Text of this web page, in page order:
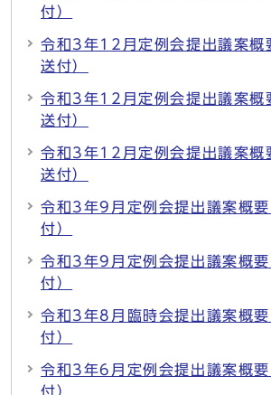
付）
令和3年12月定例会提出議案
送付）
令和3年12月定例会提出議案概
送付）
令和3年12月定例会提出議案
送付）
令和3年9月定例会提出議案概
付）
令和3年9月定例会提出議案概
付）
令和3年8月臨時会提出議案概
付）
令和3年6月定例会提出議案概
付）